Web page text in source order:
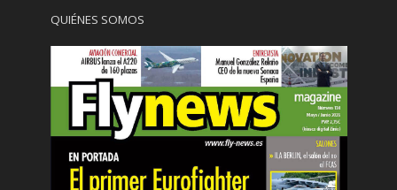
QUIÉNES SOMOS